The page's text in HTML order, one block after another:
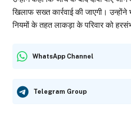
खिलाफ सख्त कार्रवाई की जाएगी। उन्होंने
नियमों के तहत लाकड़ा के परिवार को
WhatsApp Channel
Telegram Group